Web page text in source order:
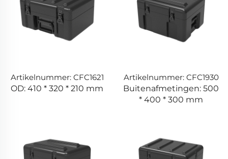
Artikelnummer: CFC1621
OD: 410 * 320 * 210 mm
Artikelnummer: CFC1930
Buitenafmetingen: 500
* 400 * 300 mm